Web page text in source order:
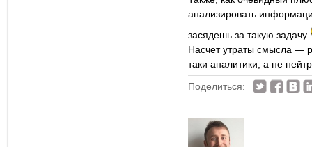
анализировать
засядешь за такую задачу
Насчет утраты смысла —
таки аналитики, а не
Поделиться: